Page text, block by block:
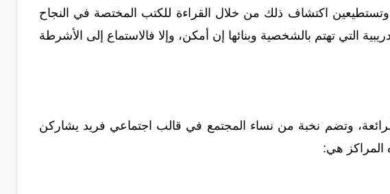
وتستطيعين اكتشاف ذلك من خلال القراءة للكتب المختصة في النجاح
التي تهتم بالشخصية وبنائها إن أمكن، وإلا فالاستماع إلى الأشرطة
وتضم نخبة من نساء المجتمع في قالب اجتماعي فريد يشاركن
المراكز هي: